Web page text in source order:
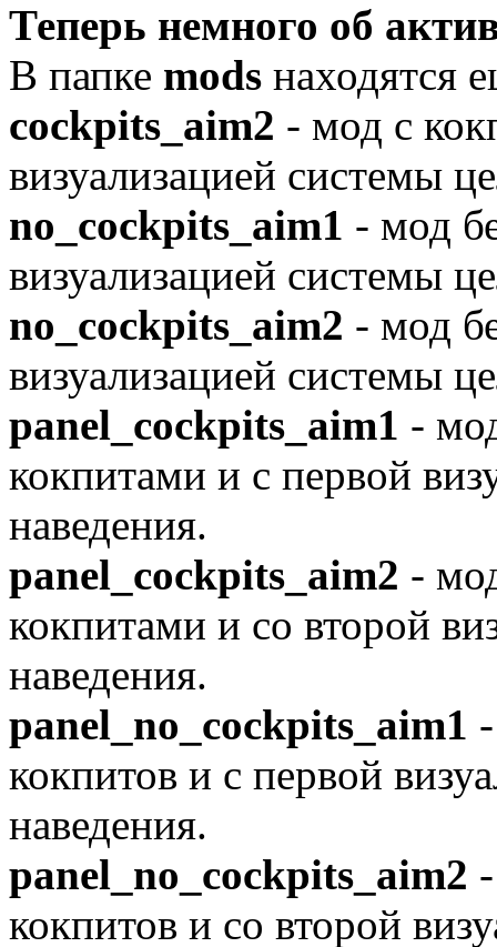
Теперь немного об
В папке mods находятся
cockpits_aim2 - мод с
визуализацией системы
no_cockpits_aim1 - мод
визуализацией системы
no_cockpits_aim2 - мод
визуализацией системы
panel_cockpits_aim1 -
кокпитами и с первой
наведения.
panel_cockpits_aim2 -
кокпитами и со второй
наведения.
panel_no_cockpits_aim1
кокпитов и с первой
наведения.
panel_no_cockpits_aim2
кокпитов и со второй